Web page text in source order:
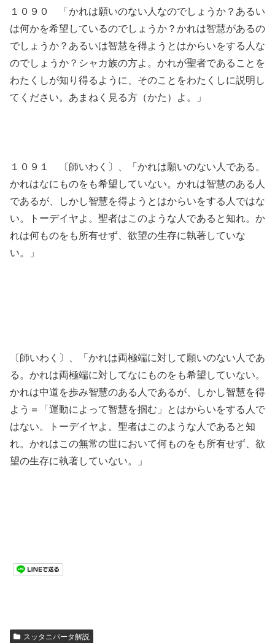
１０９０ 「かれは願いのない人なのでしょうか？あるい
は何かを希望しているのでしょうか？かれは智慧があるの
でしょうか？あるいは智慧を得ようとはからいをする人な
のでしょうか？シャカ族の方よ。かれが聖者であることを
わたくしが知り得るように、そのことをわたくしに説明し
てください。あまねく見る方（かた）よ。」
１０９１ 〔師いわく〕、「かれは願いのない人である。
かれはなにものをも希望していない。かれは智慧のある人
であるが、しかし智慧を得ようとはからいをする人ではな
い。トーデイヤよ。聖者はこのような人であると知れ。か
れは何ものをも所有せず、欲望の生存に執著していな
い。」
〔師いわく〕、「かれは両極端に対して願いのない人であ
る。かれは両極端に対してなにものをも希望していない。
かれは中道を歩み智慧のある人であるが、しかし智慧を得
よう＝「運動によって智慧を掴む」とはからいをする人で
はない。トーデイヤよ。聖者はこのような人であると知
れ。かれはこの無常の世において何ものをも所有せず、欲
望の生存に執著していない。」
スッタニパータ解説